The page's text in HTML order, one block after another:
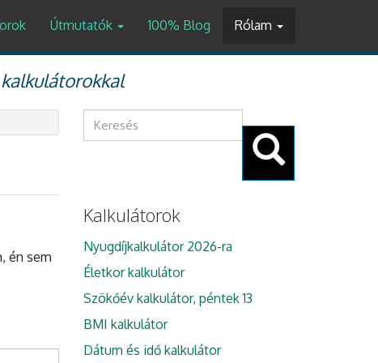
Útmutatók 100% Blog Rólam
én sem
Keresés
űrlap
Kalkulátorok
Nyugdíjkalkulátor 2026-ra
Életkor kalkulátor
Szökőév kalkulátor, péntek 13
BMI kalkulátor
Dátum és idő kalkulátor